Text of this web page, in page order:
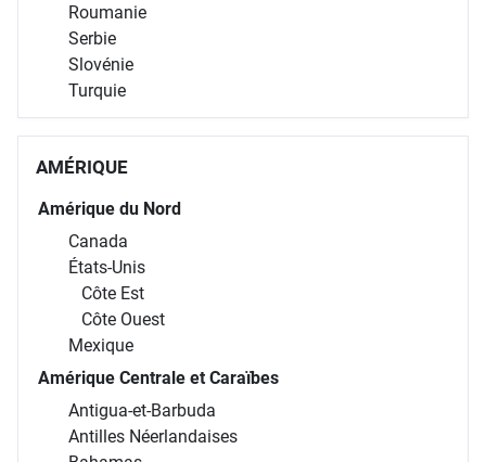
Roumanie
Serbie
Slovénie
Turquie
AMÉRIQUE
Amérique du Nord
Canada
États-Unis
Côte Est
Côte Ouest
Mexique
Amérique Centrale et Caraïbes
Antigua-et-Barbuda
Antilles Néerlandaises